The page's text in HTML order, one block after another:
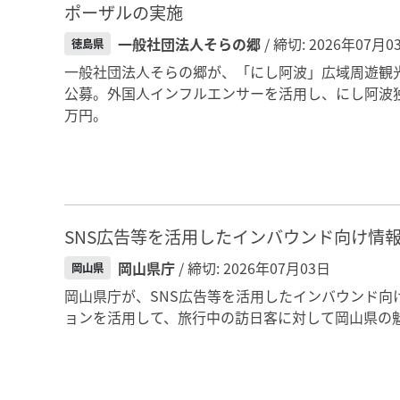
ポーザルの実施
徳島県 一般社団法人そらの郷 / 締切: 2026年07月
一般社団法人そらの郷が、「にし阿波」広域周遊
公募。外国人インフルエンサーを活用し、にし阿
万円。
SNS広告等を活用したインバウンド向け情
岡山県 岡山県庁 / 締切: 2026年07月03日
岡山県庁が、SNS広告等を活用したインバウンド
ョンを活用して、旅行中の訪日客に対して岡山県